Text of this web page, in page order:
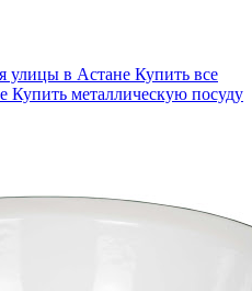
улицы в Астане Купить все
Купить металлическую посуду